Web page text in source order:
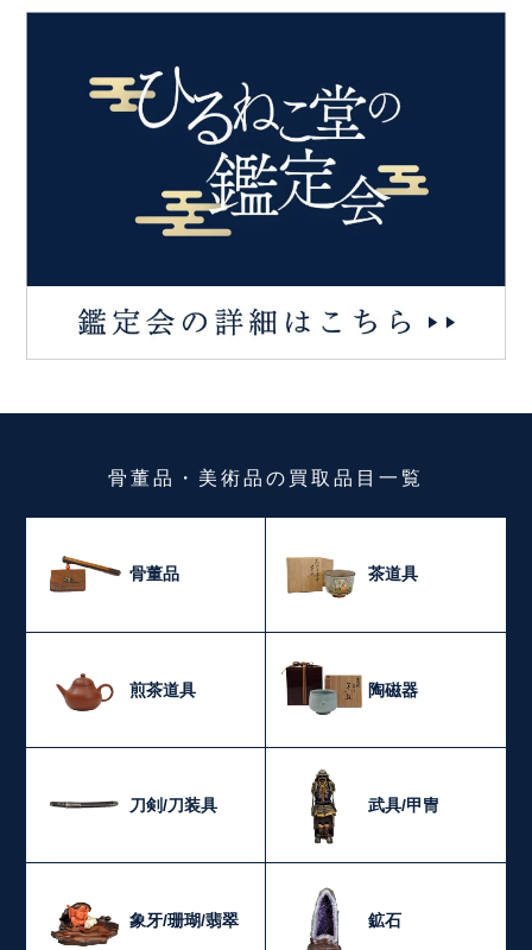
骨董品・美術品の買取品目一覧
骨董品 茶道具
煎茶道具 陶磁器
刀剣/刀装具 武具/甲冑
象牙/珊瑚/翡翠 鉱石